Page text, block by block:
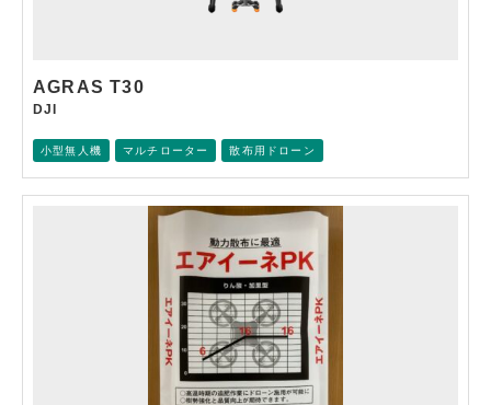
AGRAS T30
DJI
小型無人機 マルチローター 散布用ドローン